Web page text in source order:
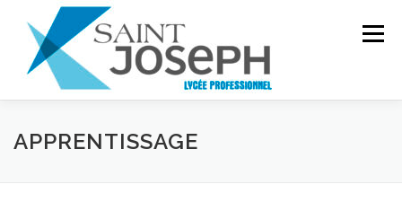
contenu
Menu
INSTITUTION PRÉSENTATION
APPRENTISSAGE